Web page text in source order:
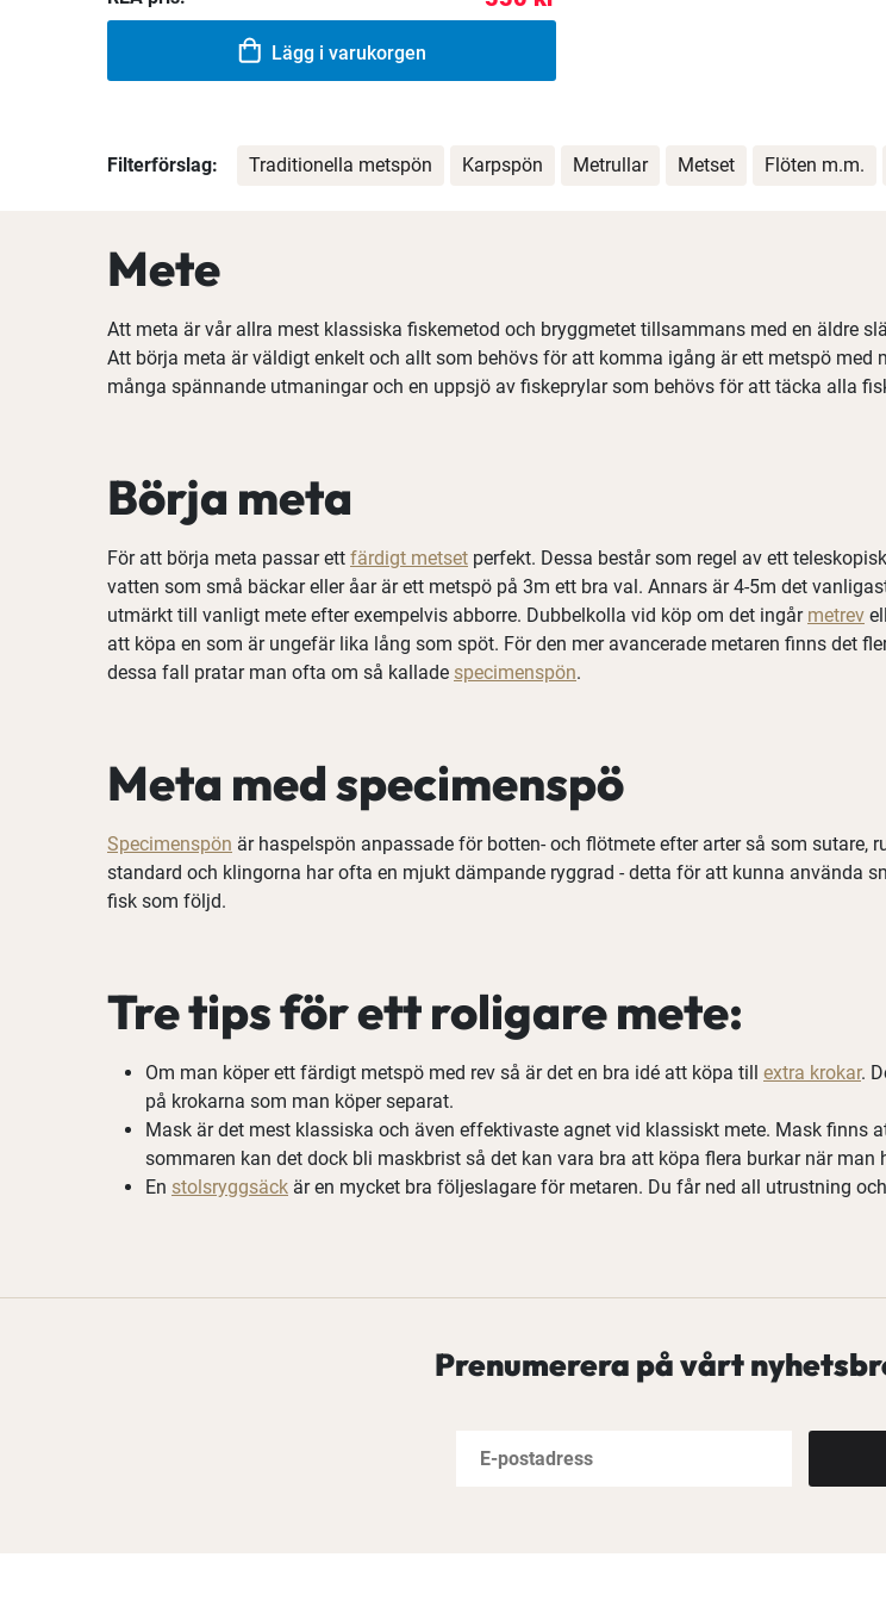
Lägg i varukorgen
Filterförslag: Traditionella metspön Karpspön Metrullar Metset Flöten m.m.
Mete
Att meta är vår allra mest klassiska fiskemetod och bryggmetet tillsammans med en äldre
Att börja meta är väldigt enkelt och allt som behövs för att komma igång är ett metspö
många spännande utmaningar och en uppsjö av fiskeprylar som behövs för att täcka alla
Börja meta
För att börja meta passar ett färdigt metset perfekt. Dessa består som regel av ett
vatten som små bäckar eller åar är ett metspö på 3m ett bra val. Annars är 4-5m det
utmärkt till vanligt mete efter exempelvis abborre. Dubbelkolla vid köp om det ingår metrev
att köpa en som är ungefär lika lång som spöt. För den mer avancerade metaren finns det
dessa fall pratar man ofta om så kallade specimenspön.
Meta med specimenspö
Specimenspön är haspelspön anpassade för botten- och flötmete efter arter så som
standard och klingorna har ofta en mjukt dämpande ryggrad - detta för att kunna använda
fisk som följd.
Tre tips för ett roligare mete:
Om man köper ett färdigt metspö med rev så är det en bra idé att köpa till extra krokar.
på krokarna som man köper separat.
Mask är det mest klassiska och även effektivaste agnet vid klassiskt mete. Mask finns
sommaren kan det dock bli maskbrist så det kan vara bra att köpa flera burkar när
En stolsryggsäck är en mycket bra följeslagare för metaren. Du får ned all utrustning
Prenumerera på vårt